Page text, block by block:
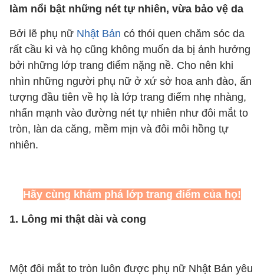
làm nổi bật những nét tự nhiên, vừa bảo vệ da
Bởi lẽ phụ nữ Nhật Bản có thói quen chăm sóc da
rất cầu kì và họ cũng không muốn da bị ảnh hưởng
bởi những lớp trang điểm nặng nề. Cho nên khi
nhìn những người phụ nữ ở xứ sở hoa anh đào, ấn
tượng đầu tiên về họ là lớp trang điểm nhẹ nhàng,
nhấn mạnh vào đường nét tự nhiên như đôi mắt to
tròn, làn da căng, mềm mịn và đôi môi hồng tự
nhiên.
Hãy cùng khám phá lớp trang điểm của họ!
1. Lông mi thật dài và cong
Một đôi mắt to tròn luôn được phụ nữ Nhật Bản yêu